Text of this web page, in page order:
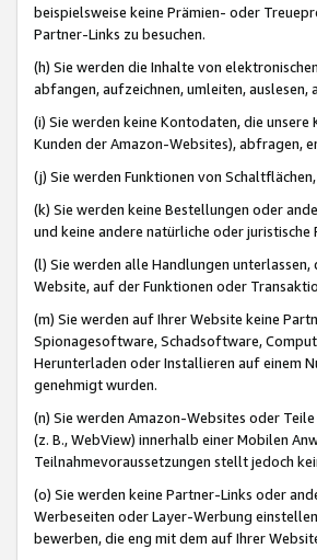
beispielsweise keine Prämien- oder
Partner-Links zu besuchen.
(h) Sie werden die Inhalte von
abfangen, aufzeichnen, umleiten, auslesen,
(i) Sie werden keine Kontodaten, die
Kunden der Amazon-Websites), abfragen,
(j) Sie werden Funktionen von
(k) Sie werden keine Bestellungen oder
und keine andere natürliche oder
(l) Sie werden alle Handlungen
Website, auf der Funktionen oder
(m) Sie werden auf Ihrer Website keine
Spionagesoftware, Schadsoftware,
Herunterladen oder Installieren auf einem
genehmigt wurden.
(n) Sie werden Amazon-Websites oder
(z. B., WebView) innerhalb einer Mobilen
Teilnahmevoraussetzungen stellt jedoch
(o) Sie werden keine Partner-Links oder
Werbeseiten oder Layer-Werbung
bewerben, die eng mit dem auf Ihrer